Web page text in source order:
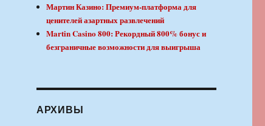
Мартин Казино: Премиум-платформа для
ценителей азартных развлечений
Martin Casino 800: Рекордный 800% бонус и
безграничные возможности для выигрыша
АРХИВЫ